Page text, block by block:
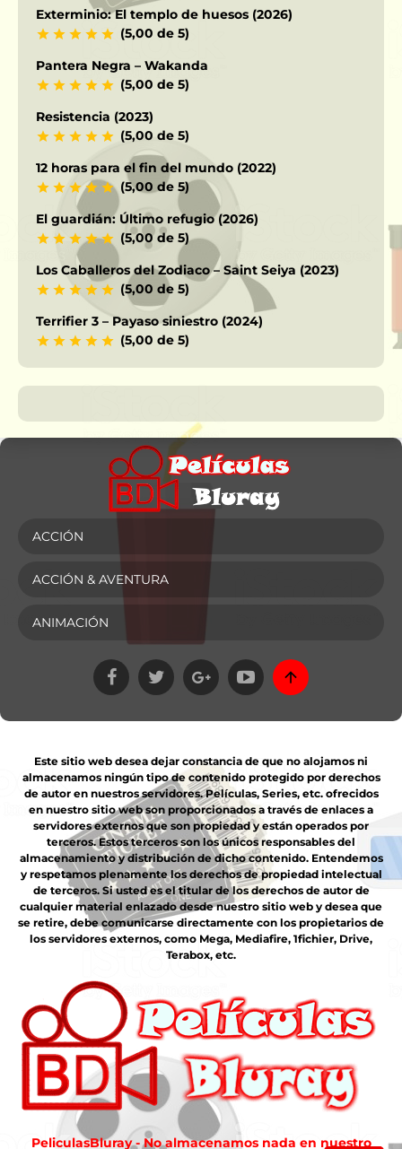
Exterminio: El templo de huesos (2026)
(5,00 de 5)
Pantera Negra – Wakanda
(5,00 de 5)
Resistencia (2023)
(5,00 de 5)
12 horas para el fin del mundo (2022)
(5,00 de 5)
El guardián: Último refugio (2026)
(5,00 de 5)
Los Caballeros del Zodiaco – Saint Seiya (2023)
(5,00 de 5)
Terrifier 3 – Payaso siniestro (2024)
(5,00 de 5)
ACCIÓN
ACCIÓN & AVENTURA
ANIMACIÓN
Este sitio web desea dejar constancia de que no alojamos ni
almacenamos ningún tipo de contenido protegido por derechos
de autor en nuestros servidores. Películas, Series, etc. ofrecidos
en nuestro sitio web son proporcionados a través de enlaces a
servidores externos que son propiedad y están operados por
terceros. Estos terceros son los únicos responsables del
almacenamiento y distribución de dicho contenido. Entendemos
y respetamos plenamente los derechos de propiedad intelectual
de terceros. Si usted es el titular de los derechos de autor de
cualquier material enlazado desde nuestro sitio web y desea que
se retire, debe comunicarse directamente con los propietarios de
los servidores externos, como Mega, Mediafire, 1fichier, Drive,
Terabox, etc.
PeliculasBluray - No almacenamos nada en nuestro